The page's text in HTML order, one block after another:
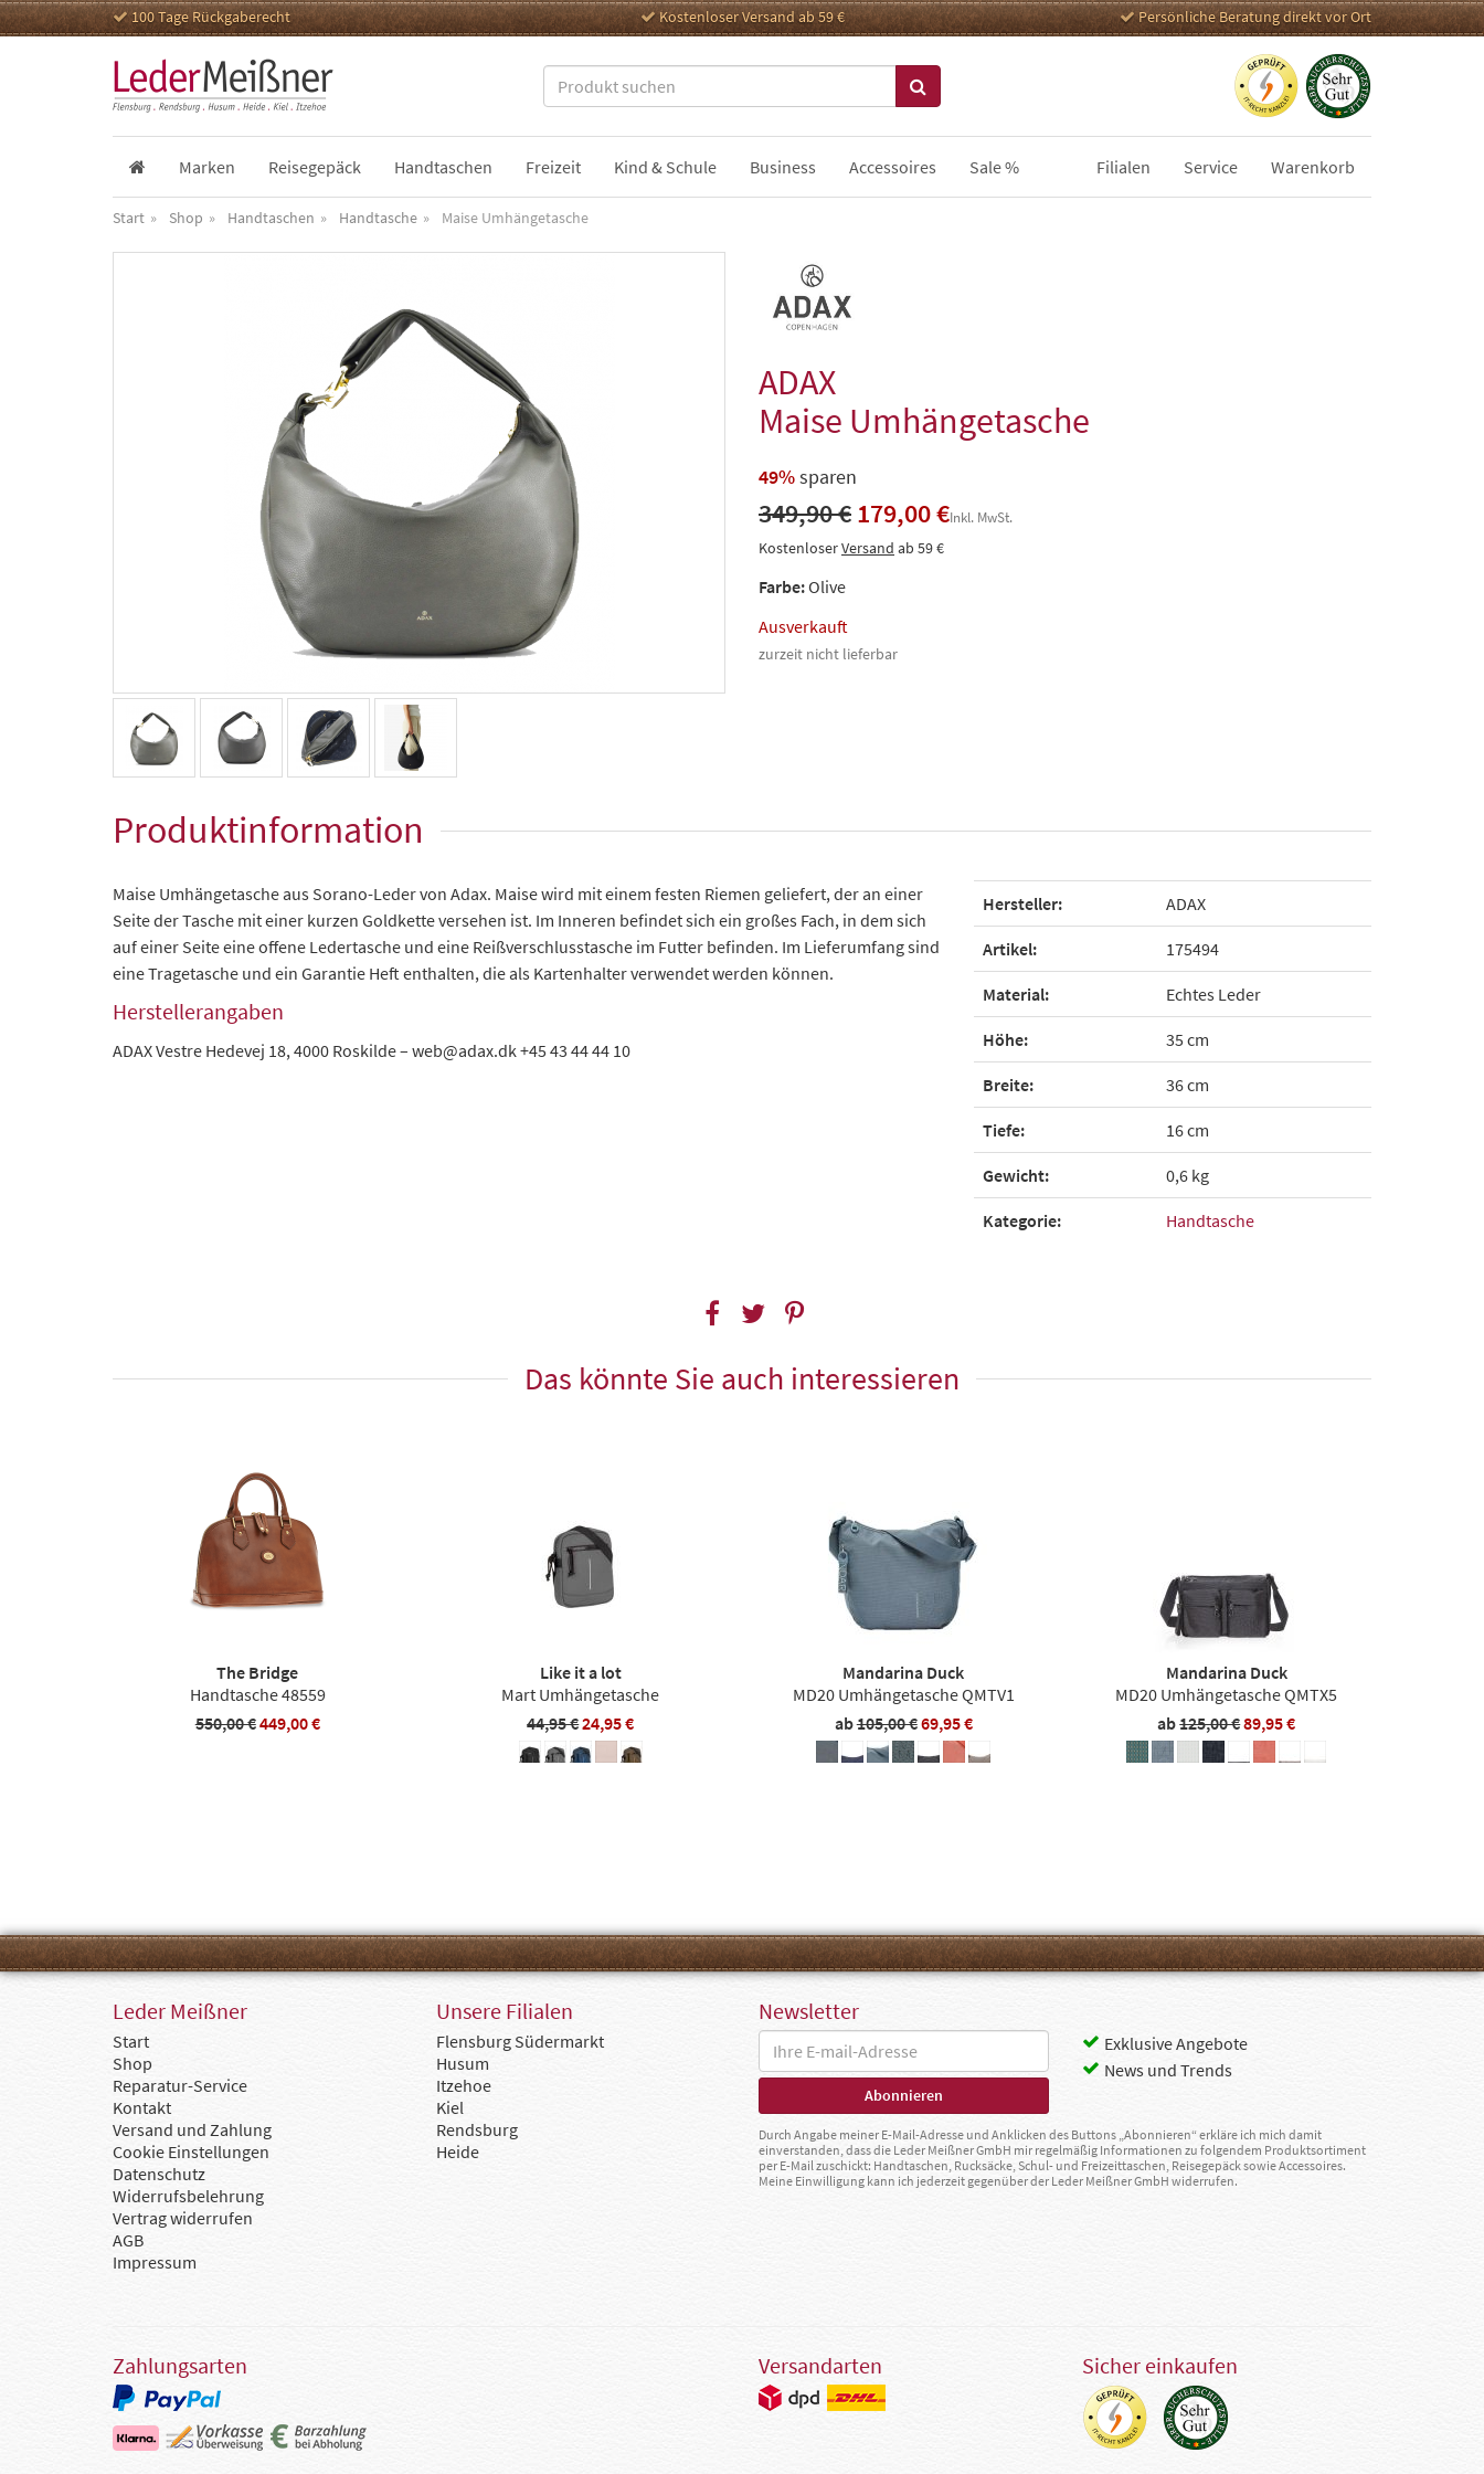
100 Tage Rückgaberecht Kostenloser Versand ab 59 € Persönliche Beratung direkt vor Ort
Marken Reisegepäck Handtaschen Freizeit Kind & Schule Business Accessoires Sale % Filialen Service Warenkorb
Start Shop Handtaschen Handtasche Maise Umhängetasche
ADAX
Maise Umhängetasche
49%sparen
349,90 €179,00 €Inkl. MwSt.
KostenloserVersand ab 59 €
Farbe:Olive
Ausverkauft
zurzeit nicht lieferbar
Produktinformation
Maise Umhängetasche aus Sorano-Leder von Adax. Maise wird mit einem festen Riemen geliefert, der an einer
Seite der Tasche mit einer kurzen Goldkette versehen ist. Im Inneren befindet sich ein großes Fach, in dem sich
auf einer Seite eine offene Ledertasche und eine Reißverschlusstasche im Futter befinden. Im Lieferumfang sind
eine Tragetasche und ein Garantie Heft enthalten, die als Kartenhalter verwendet werden können.
Herstellerangaben
ADAX Vestre Hedevej 18, 4000 Roskilde – web@adax.dk +45 43 44 44 10
Hersteller: ADAX
Artikel: 175494
Material: Echtes Leder
Höhe: 35 cm
Breite: 36 cm
Tiefe: 16 cm
Gewicht: 0,6 kg
Kategorie: Handtasche
Das könnte Sie auch interessieren
The Bridge
Handtasche 48559
550,00 €449,00 €
Like it a lot
Mart Umhängetasche
44,95 €24,95 €
Mandarina Duck
MD20 Umhängetasche QMTV1
ab105,00 €69,95 €
Mandarina Duck
MD20 Umhängetasche QMTX5
ab125,00 €89,95 €
Leder Meißner
Start
Shop
Reparatur-Service
Kontakt
Versand und Zahlung
Cookie Einstellungen
Datenschutz
Widerrufsbelehrung
Vertrag widerrufen
AGB
Impressum
Unsere Filialen
Flensburg Südermarkt
Husum
Itzehoe
Kiel
Rendsburg
Heide
Newsletter
Exklusive Angebote
News und Trends
Durch Angabe meiner E-Mail-Adresse und Anklicken des Buttons „Abonnieren“ erkläre ich mich damit
einverstanden, dass die Leder Meißner GmbH mir regelmäßig Informationen zu folgendem Produktsortiment
per E-Mail zuschickt: Handtaschen, Rucksäcke, Schul- und Freizeittaschen, Reisegepäck sowie Accessoires.
Meine Einwilligung kann ich jederzeit gegenüber der Leder Meißner GmbH widerrufen.
Zahlungsarten Versandarten Sicher einkaufen